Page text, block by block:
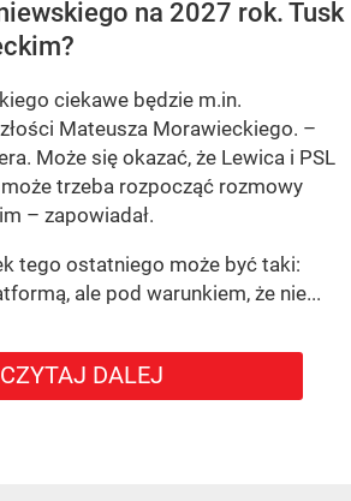
na 2027 rok. Tusk
ciekawe będzie m.in.
Mateusza Morawieckiego. –
Może się okazać, że Lewica i PSL
trzeba rozpocząć rozmowy
– zapowiadał.
tego ostatniego może być taki:
ale pod warunkiem, że nie...
CZYTAJ DALEJ